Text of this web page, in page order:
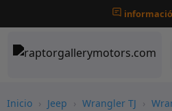
Inicio › Jeep › Wrangler TJ ›